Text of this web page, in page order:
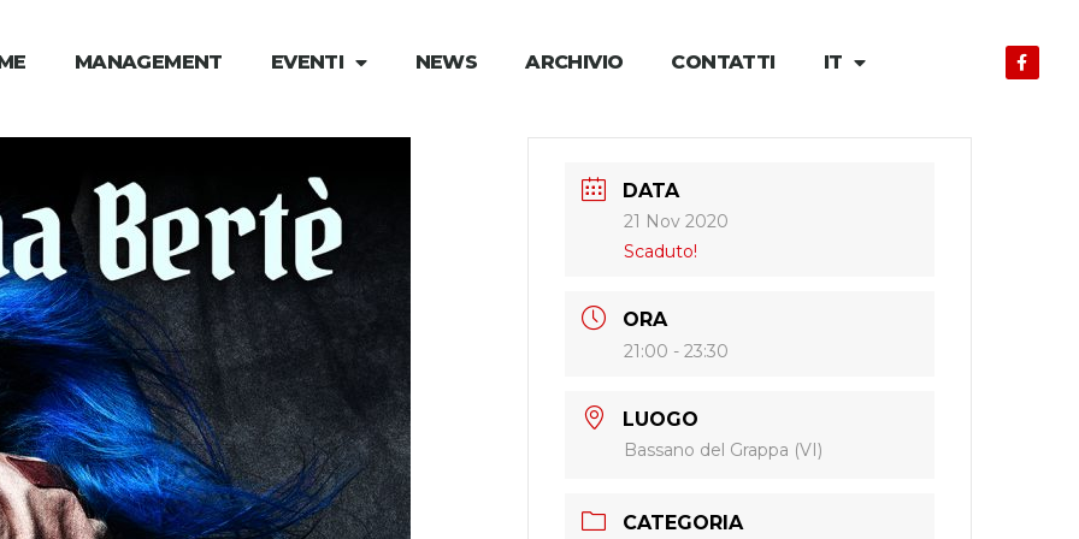
MANAGEMENT EVENTI NEWS ARCHIVIO CONTATTI IT
DATA
21 Nov 2020
Scaduto!
ORA
21:00 - 23:30
LUOGO
Bassano del Grappa (VI)
CATEGORIA